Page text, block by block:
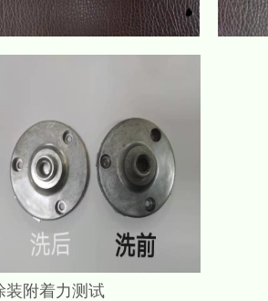
装附着力测试